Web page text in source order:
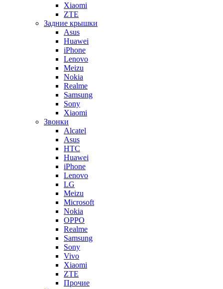
Xiaomi
ZTE
Задние крышки
Asus
Huawei
iPhone
Lenovo
Meizu
Nokia
Realme
Samsung
Sony
Xiaomi
Звонки
Alcatel
Asus
HTC
Huawei
iPhone
Lenovo
LG
Meizu
Microsoft
Nokia
OPPO
Realme
Samsung
Sony
Vivo
Xiaomi
ZTE
Прочие